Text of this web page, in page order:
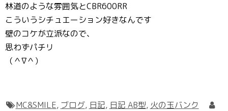
林道のような雰囲気とCBR600RR
こういうシチュエーション好きなんです
壁のコケが立派なので、
思わずパチリ
（＾∇＾）
MC&SMILE, ブログ, 日記, 日記 AB型, 火の玉バンク